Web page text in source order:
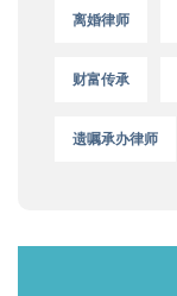
离婚律师
财富传承
遗嘱承办律师